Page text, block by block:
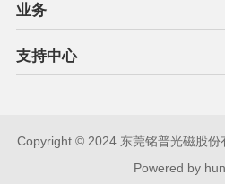
业务
支持中心
Copyright © 2024 东莞铭普光磁股份
Powered by